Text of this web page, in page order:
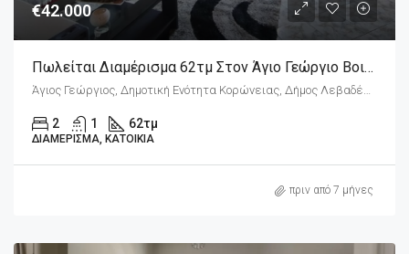
€42.000
Πωλείται Διαμέρισμα 62τμ Στον Άγιο Γεώργιο Βοιωτίας.
Άγιος Γεώργιος, Δημοτική Ενότητα Κορώνειας, Δήμος Λεβαδέων, Περιφερειακή Ενότητα Βοιωτίας, Περιφέρεια Στερεάς Ελλάδας, Αποκεντρωμένη Διοίκηση Θεσσαλίας - Στερεάς Ελλάδος, 320 07, Ελλάδα
2 1 62τμ
ΔΙΑΜΈΡΙΣΜΑ, ΚΑΤΟΙΚΊΑ
πριν από 7 μήνες